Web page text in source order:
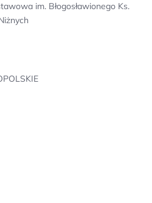
im. Błogosławionego Ks.